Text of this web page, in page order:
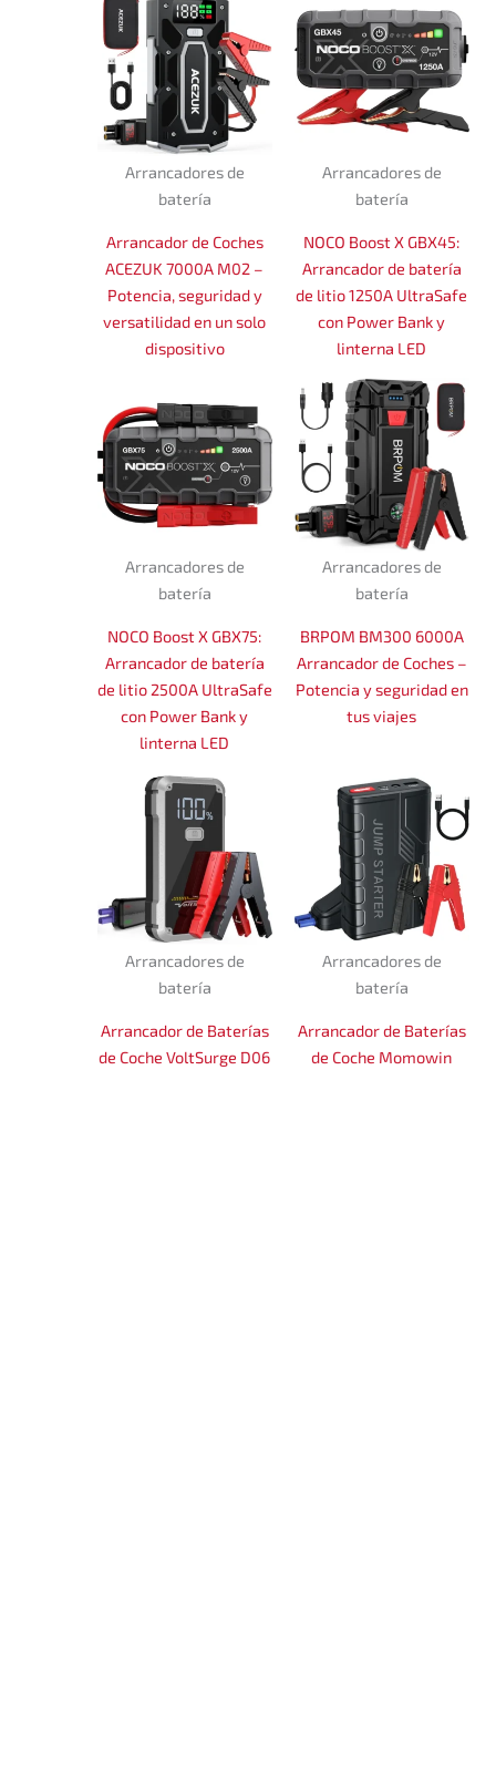
Arrancadores de
batería
Arrancador de Coches
ACEZUK 7000A M02 –
Potencia, seguridad y
versatilidad en un solo
dispositivo
Arrancadores de
batería
NOCO Boost X GBX45:
Arrancador de batería
de litio 1250A UltraSafe
con Power Bank y
linterna LED
Arrancadores de
batería
NOCO Boost X GBX75:
Arrancador de batería
de litio 2500A UltraSafe
con Power Bank y
linterna LED
Arrancadores de
batería
BRPOM BM300 6000A
Arrancador de Coches –
Potencia y seguridad en
tus viajes
Arrancadores de
batería
Arrancador de Baterías
de Coche VoltSurge D06
Arrancadores de
batería
Arrancador de Baterías
de Coche Momowin